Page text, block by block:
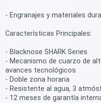
- Engranajes y materiales
Características Principales:
- Blacknose SHARK Series
- Mecanismo de cuarzo de
avances tecnológicos.
- Doble zona horaria
- Resistente al agua, 3
- 12 meses de garantía